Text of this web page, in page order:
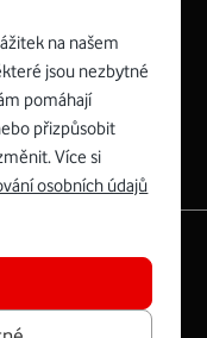
(včetně stojánku)
připojení Wi-
2,4 GHz a
na našem
jsou nezbytné
pomáhají
přizpůsobit
Více si
osobních údajů